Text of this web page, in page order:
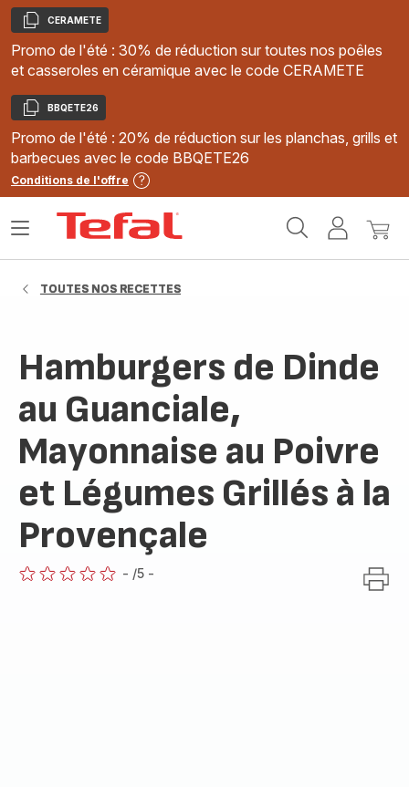
Copier
CERAMETE
Promo de l'été : 30% de réduction sur toutes nos poêles
et casseroles en céramique avec le code CERAMETE
Copier
BBQETE26
Promo de l'été : 20% de réduction sur les planchas, grills et
barbecues avec le code BBQETE26
Conditions de l'offre
MonMon
Ouvrir
TOUTES NOS RECETTES
Hamburgers de Dinde
au Guanciale,
Mayonnaise au Poivre
et Légumes Grillés à la
Provençale
- /5 -